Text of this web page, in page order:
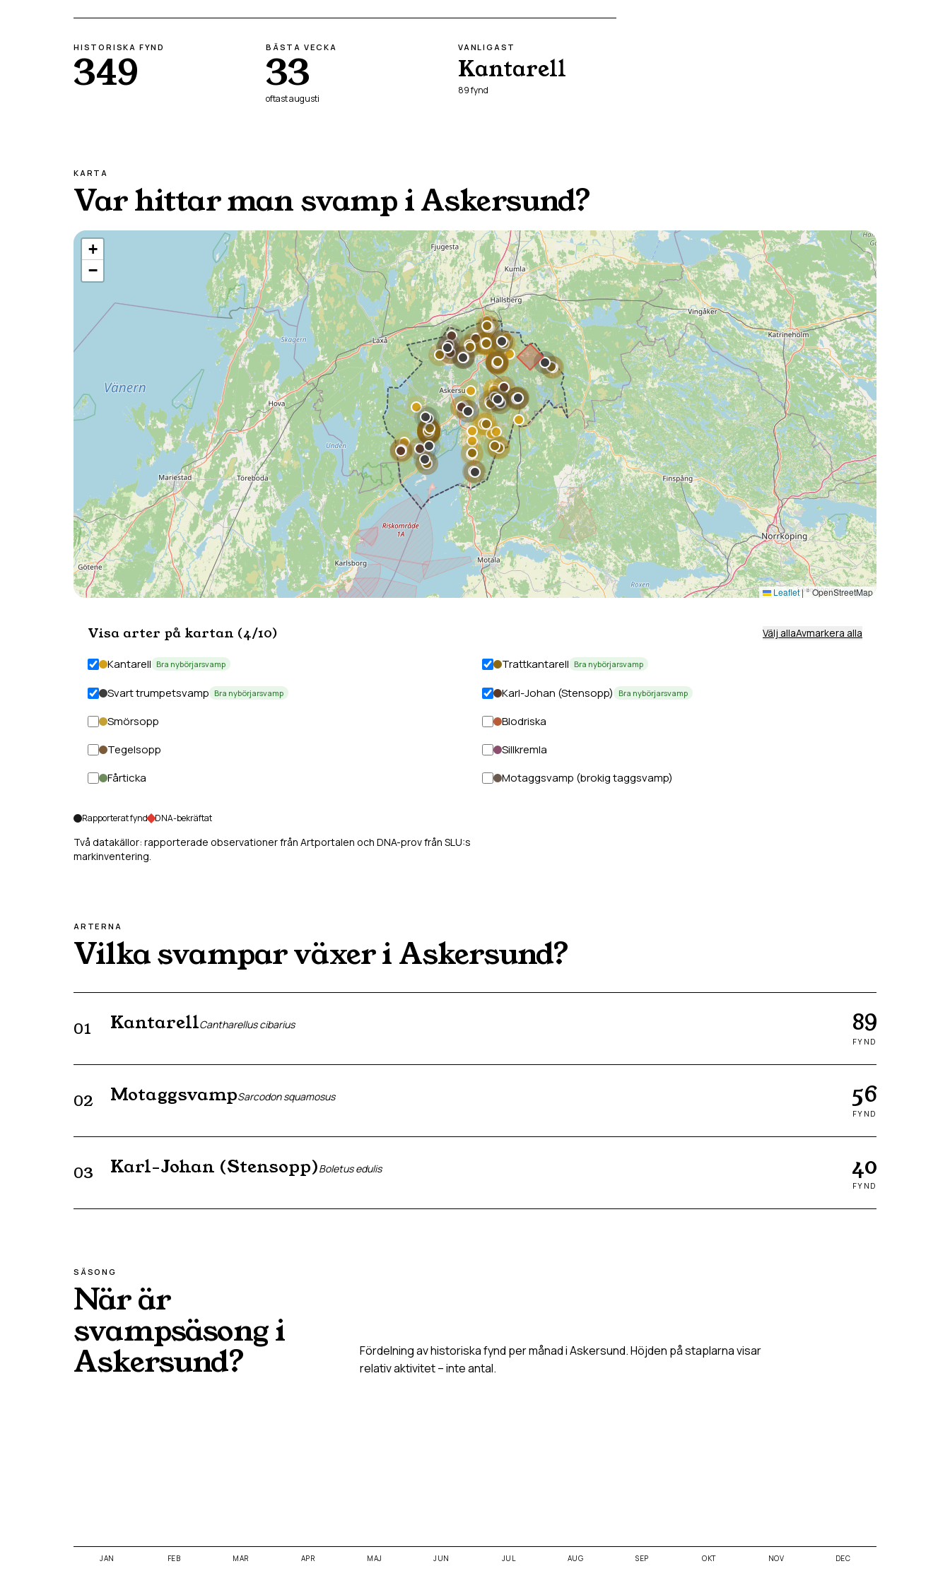
HISTORISKA FYND
349
BÄSTA VECKA
33
oftastaugusti
VANLIGAST
Kantarell
89fynd
KARTA
Var hittar man svamp iAskersund?
+
−
Leaflet|© OpenStreetMap
Visa arter på kartan (4/10) Välj allaAvmarkera alla
Kantarell Bra nybörjarsvamp Trattkantarell Bra nybörjarsvamp
Svart trumpetsvamp Bra nybörjarsvamp Karl-Johan (Stensopp) Bra nybörjarsvamp
Smörsopp
Blodriska
Tegelsopp
Sillkremla
Fårticka
Motaggsvamp (brokig taggsvamp)
Rapporterat fynd DNA-bekräftat
Två datakällor: rapporterade observationer från Artportalen och DNA-prov från SLU:s
markinventering.
ARTERNA
Vilka svampar växer iAskersund?
01 KantarellCantharellus cibarius 89
FYND
02 MotaggsvampSarcodon squamosus 56
FYND
03 Karl-Johan (Stensopp)Boletus edulis 40
FYND
SÄSONG
När är
svampsäsong i
Askersund? Fördelning av historiska fynd per månad iAskersund. Höjden på staplarna visar
relativ aktivitet – inte antal.
JAN FEB MAR APR MAJ JUN JUL AUG SEP OKT NOV DEC